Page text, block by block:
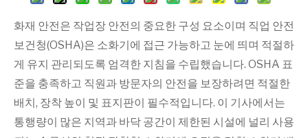
화재 안전은 작업장 안전의 중요한 구성 요소이며 직업 안전
보건청(OSHA)은 소화기에 접근 가능하고 눈에 띄며 적절하
게 유지 관리되도록 엄격한 지침을 수립했습니다. OSHA 표
준을 충족하고 직원과 방문자의 안전을 보장하려면 적절한
배치, 장착 높이 및 표지판이 필수적입니다. 이 기사에서는
통행량이 많은 지역과 바닥 공간이 제한된 시설에 널리 사용